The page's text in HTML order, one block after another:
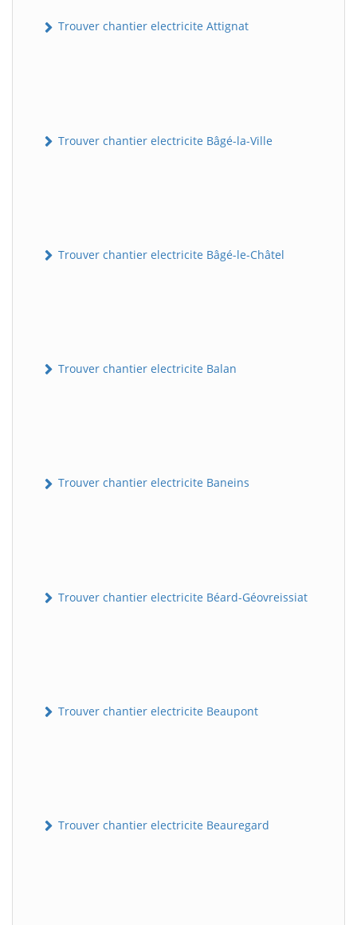
Trouver chantier electricite Attignat
Trouver chantier electricite Bâgé-la-Ville
Trouver chantier electricite Bâgé-le-Châtel
Trouver chantier electricite Balan
Trouver chantier electricite Baneins
Trouver chantier electricite Béard-Géovreissiat
Trouver chantier electricite Beaupont
Trouver chantier electricite Beauregard